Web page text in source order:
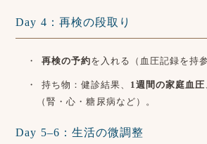
Day 4：再検の段取り
再検の予約を入れる（血圧記録を持
持ち物：健診結果、 1週間の家庭血圧
（腎・心・糖尿病など）。
Day 5–6：生活の微調整